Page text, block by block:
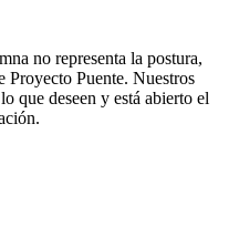
no representa la postura,
Proyecto Puente. Nuestros
que deseen y está abierto el